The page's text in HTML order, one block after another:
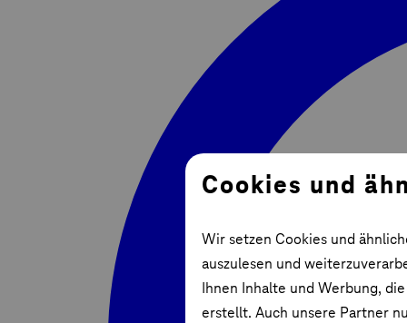
Cookies und
Wir setzen Cookies und
auszulesen und
Ihnen Inhalte und Werbung,
erstellt. Auch unsere Partner